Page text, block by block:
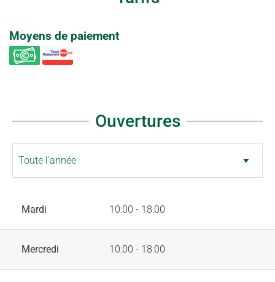
Moyens de paiement
Ouvertures
Mardi 10:00 - 18:00
Mercredi 10:00 - 18:00